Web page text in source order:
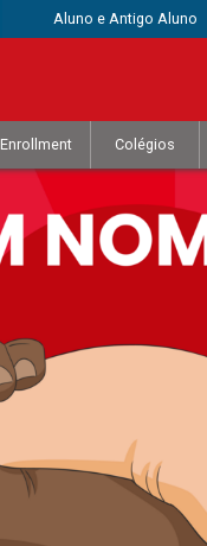
Aluno e Antigo Aluno
Enrollment Colégios